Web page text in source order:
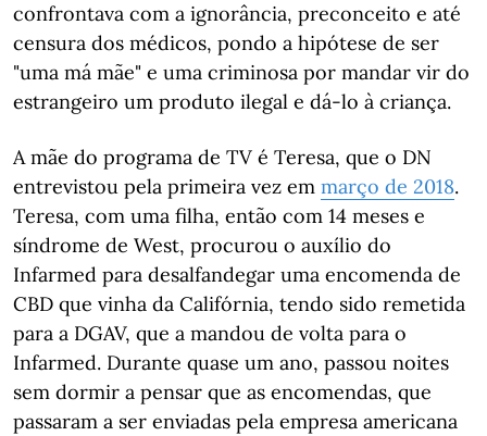
confrontava com a ignorância, preconceito e até
censura dos médicos, pondo a hipótese de ser
"uma má mãe" e uma criminosa por mandar vir do
estrangeiro um produto ilegal e dá-lo à criança.
A mãe do programa de TV é Teresa, que o DN
entrevistou pela primeira vez em março de 2018.
Teresa, com uma filha, então com 14 meses e
síndrome de West, procurou o auxílio do
Infarmed para desalfandegar uma encomenda de
CBD que vinha da Califórnia, tendo sido remetida
para a DGAV, que a mandou de volta para o
Infarmed. Durante quase um ano, passou noites
sem dormir a pensar que as encomendas, que
passaram a ser enviadas pela empresa americana